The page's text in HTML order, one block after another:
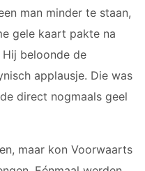
man minder te staan,
gele kaart pakte na
beloonde de
applausje. Die was
direct nogmaals geel
maar kon Voorwaarts